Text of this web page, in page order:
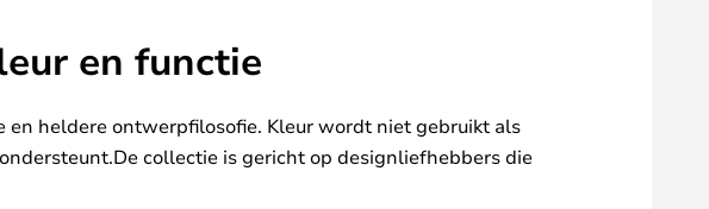
en functie
en heldere ontwerpfilosofie. Kleur wordt niet gebruikt als
collectie is gericht op designliefhebbers die